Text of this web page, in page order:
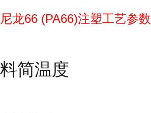
尼龙66 (PA66)注塑工艺参数
料简温度